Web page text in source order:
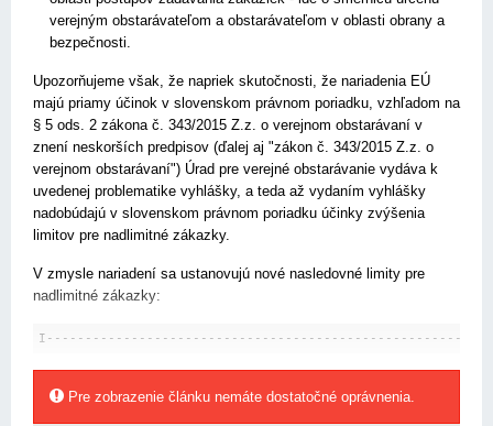
verejným obstarávateľom a obstarávateľom v oblasti obrany a
bezpečnosti.
Upozorňujeme však, že napriek skutočnosti, že nariadenia EÚ
majú priamy účinok v slovenskom právnom poriadku, vzhľadom na
§ 5 ods. 2 zákona č. 343/2015 Z.z. o verejnom obstarávaní v
znení neskorších predpisov (ďalej aj "zákon č. 343/2015 Z.z. o
verejnom obstarávaní") Úrad pre verejné obstarávanie vydáva k
uvedenej problematike vyhlášky, a teda až vydaním vyhlášky
nadobúdajú v slovenskom právnom poriadku účinky zvýšenia
limitov pre nadlimitné zákazky.
V zmysle nariadení sa ustanovujú nové nasledovné limity pre
nadlimitné zákazky:
Pre zobrazenie článku nemáte dostatočné oprávnenia.